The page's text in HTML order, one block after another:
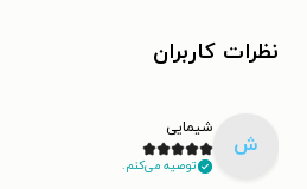
نظرات کاربران
ش
شیمایی
توصیه می‌کنم.